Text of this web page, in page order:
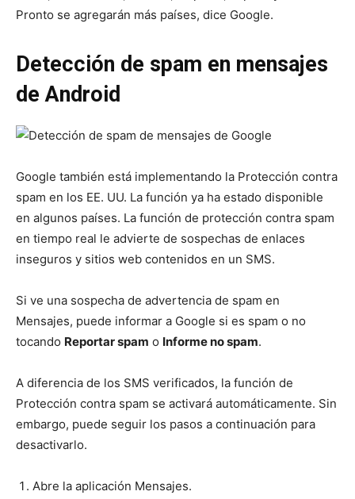
Pronto se agregarán más países, dice Google.
Detección de spam en mensajes
de Android
Google también está implementando la Protección contra
spam en los EE. UU. La función ya ha estado disponible
en algunos países. La función de protección contra spam
en tiempo real le advierte de sospechas de enlaces
inseguros y sitios web contenidos en un SMS.
Si ve una sospecha de advertencia de spam en
Mensajes, puede informar a Google si es spam o no
tocando Reportar spam o Informe no spam.
A diferencia de los SMS verificados, la función de
Protección contra spam se activará automáticamente. Sin
embargo, puede seguir los pasos a continuación para
desactivarlo.
Abre la aplicación Mensajes.